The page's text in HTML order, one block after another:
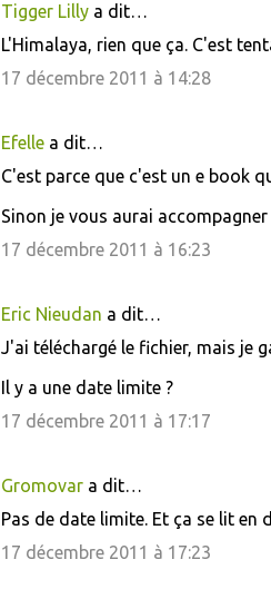
Tigger Lillya dit…
L'Himalaya, rien que ça. C'est
17 décembre 2011 à 14:28
Efellea dit…
C'est parce que c'est un e book
Sinon je vous aurai
17 décembre 2011 à 16:23
Eric Nieudan a dit…
J'ai téléchargé le fichier, mais je
Il y a une date limite ?
17 décembre 2011 à 17:17
Gromovara dit…
Pas de date limite. Et ça se lit en
17 décembre 2011 à 17:23